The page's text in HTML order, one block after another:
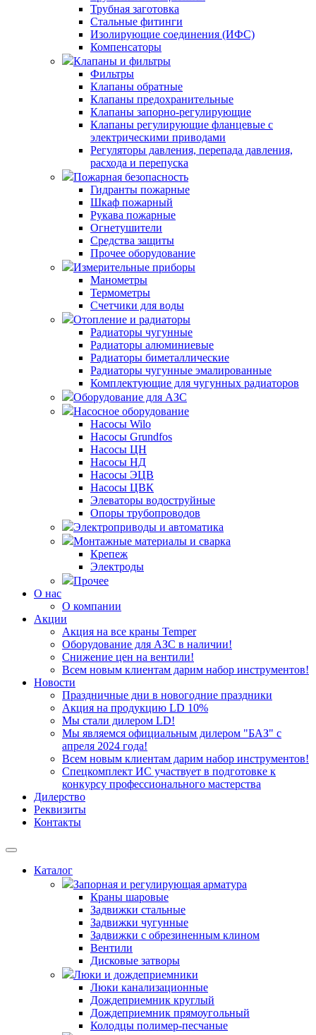
Трубная заготовка
Стальные фитинги
Изолирующие соединения (ИФС)
Компенсаторы
Клапаны и фильтры
Фильтры
Клапаны обратные
Клапаны предохранительные
Клапаны запорно-регулирующие
Клапаны регулирующие фланцевые с
электрическими приводами
Регуляторы давления, перепада давления,
расхода и перепуска
Пожарная безопасность
Гидранты пожарные
Шкаф пожарный
Рукава пожарные
Огнетушители
Средства защиты
Прочее оборудование
Измерительные приборы
Манометры
Термометры
Счетчики для воды
Отопление и радиаторы
Радиаторы чугунные
Радиаторы алюминиевые
Радиаторы биметаллические
Радиаторы чугунные эмалированные
Комплектующие для чугунных радиаторов
Оборудование для АЗС
Насосное оборудование
Насосы Wilo
Насосы Grundfos
Насосы ЦН
Насосы НД
Насосы ЭЦВ
Насосы ЦВК
Элеваторы водоструйные
Опоры трубопроводов
Электроприводы и автоматика
Монтажные материалы и сварка
Крепеж
Электроды
Прочее
О нас
О компании
Акции
Акция на все краны Temper
Оборудование для АЗС в наличии!
Снижение цен на вентили!
Всем новым клиентам дарим набор инструментов!
Новости
Праздничные дни в новогодние праздники
Акция на продукцию LD 10%
Мы стали дилером LD!
Мы являемся официальным дилером "БАЗ" с
апреля 2024 года!
Всем новым клиентам дарим набор инструментов!
Спецкомплект ИС участвует в подготовке к
конкурсу профессионального мастерства
Дилерство
Реквизиты
Контакты
Каталог
Запорная и регулирующая арматура
Краны шаровые
Задвижки стальные
Задвижки чугунные
Задвижки с обрезиненным клином
Вентили
Дисковые затворы
Люки и дождеприемники
Люки канализационные
Дождеприемник круглый
Дождеприемник прямоугольный
Колодцы полимер-песчаные